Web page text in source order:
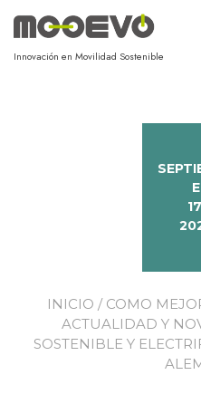
Innovación en Movilidad Sostenible
E
INICIO / COMO
ACTUALIDAD Y
SOSTENIBLE Y